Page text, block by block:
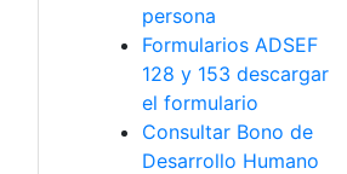
persona
Formularios ADSEF
128 y 153 descargar
el formulario
Consultar Bono de
Desarrollo Humano